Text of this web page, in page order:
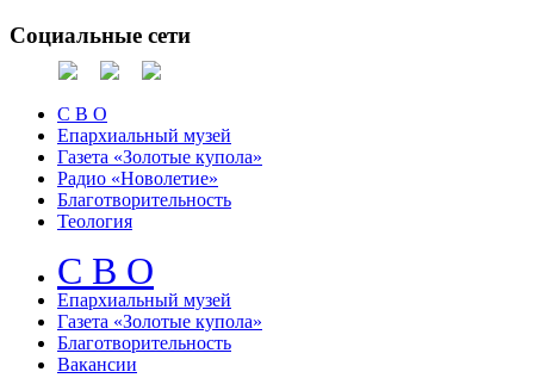
Социальные сети
С В О
Епархиальный музей
Газета «Золотые купола»
Радио «Новолетие»
Благотворительность
Теология
С В О
Епархиальный музeй
Газета «Золотые купола»
Благотворительность
Вакансии